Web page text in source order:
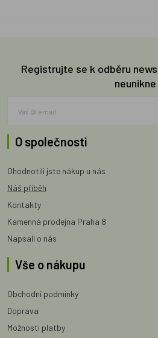
Registrujte se k odběru
neunikne
O společnosti
Ohodnotili jste nákup u nás
Náš příběh
Kontakty
Kamenná prodejna Praha 8
Napsali o nás
Vše o nákupu
Obchodní podmínky
Doprava
Možnosti platby